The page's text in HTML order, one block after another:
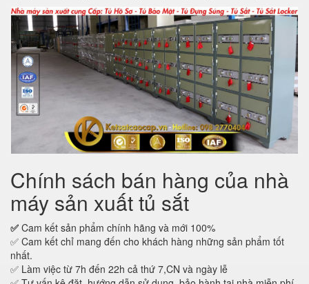
Chính sách bán hàng của nhà
máy sản xuất tủ sắt
✅ Cam kết sản phẩm chính hãng và mới 100%
✅ Cam kết chỉ mang đến cho khách hàng những sản phẩm tốt
nhất.
✅ Làm việc từ 7h đến 22h cả thứ 7,CN và ngày lễ